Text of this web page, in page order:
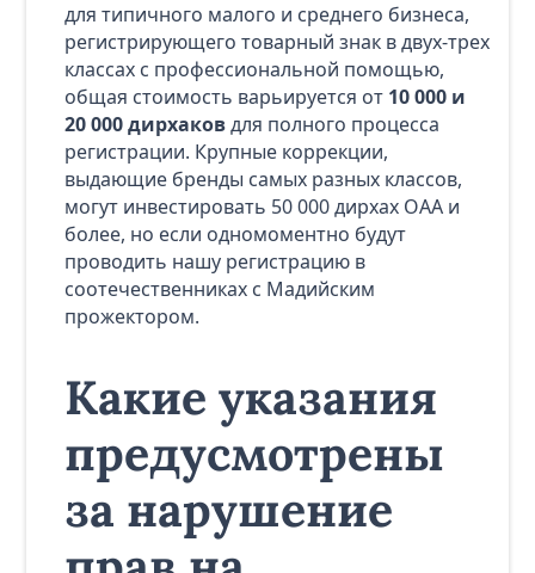
для типичного малого и среднего бизнеса,
регистрирующего товарный знак в двух-трех
классах с профессиональной помощью,
общая стоимость варьируется от 10 000 и
20 000 дирхаковдля полного процесса
регистрации. Крупные коррекции,
выдающие бренды самых разных классов,
могут инвестировать 50 000 дирхах ОАА и
более, но если одномоментно будут
проводить нашу регистрацию в
соотечественниках с Мадийским
прожектором.
Какие указания
предусмотрены
за нарушение